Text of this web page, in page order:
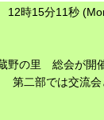
時15分11秒
の里 総会が開催
では交流会とし